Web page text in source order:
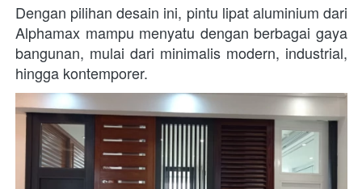
Dengan pilihan desain ini, pintu lipat aluminium dari
Alphamax mampu menyatu dengan berbagai gaya
bangunan, mulai dari minimalis modern, industrial,
hingga kontemporer.